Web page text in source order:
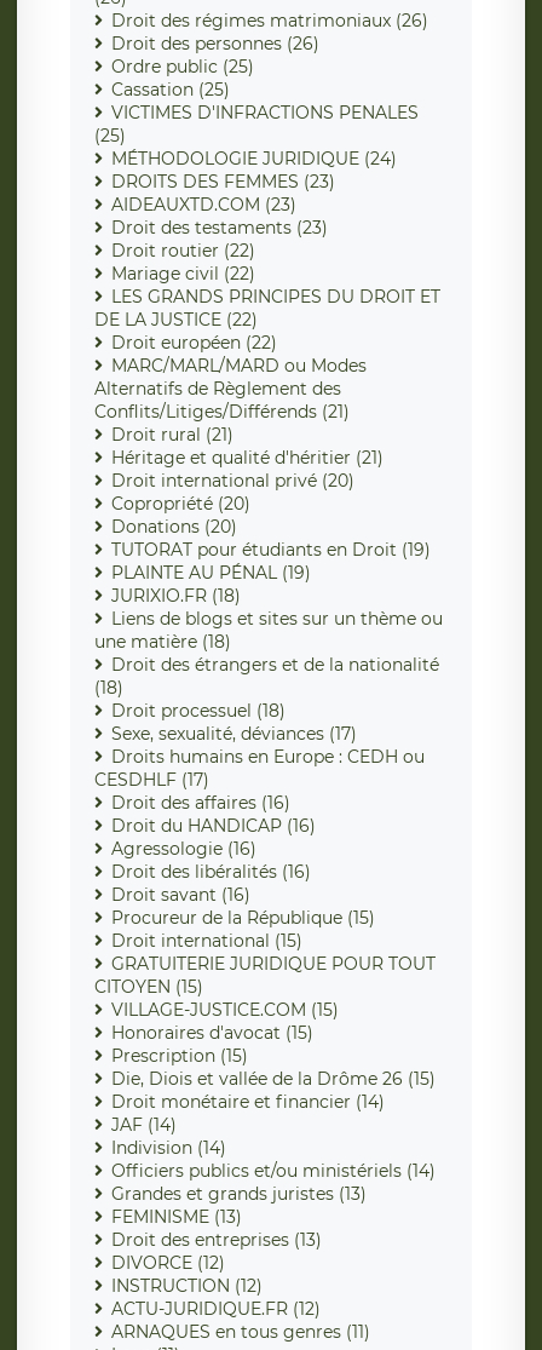
Droit des régimes matrimoniaux (26)
Droit des personnes (26)
Ordre public (25)
Cassation (25)
VICTIMES D'INFRACTIONS PENALES
(25)
MÉTHODOLOGIE JURIDIQUE (24)
DROITS DES FEMMES (23)
AIDEAUXTD.COM (23)
Droit des testaments (23)
Droit routier (22)
Mariage civil (22)
LES GRANDS PRINCIPES DU DROIT ET
DE LA JUSTICE (22)
Droit européen (22)
MARC/MARL/MARD ou Modes
Alternatifs de Règlement des
Conflits/Litiges/Différends (21)
Droit rural (21)
Héritage et qualité d'héritier (21)
Droit international privé (20)
Copropriété (20)
Donations (20)
TUTORAT pour étudiants en Droit (19)
PLAINTE AU PÉNAL (19)
JURIXIO.FR (18)
Liens de blogs et sites sur un thème ou
une matière (18)
Droit des étrangers et de la nationalité
(18)
Droit processuel (18)
Sexe, sexualité, déviances (17)
Droits humains en Europe : CEDH ou
CESDHLF (17)
Droit des affaires (16)
Droit du HANDICAP (16)
Agressologie (16)
Droit des libéralités (16)
Droit savant (16)
Procureur de la République (15)
Droit international (15)
GRATUITERIE JURIDIQUE POUR TOUT
CITOYEN (15)
VILLAGE-JUSTICE.COM (15)
Honoraires d'avocat (15)
Prescription (15)
Die, Diois et vallée de la Drôme 26 (15)
Droit monétaire et financier (14)
JAF (14)
Indivision (14)
Officiers publics et/ou ministériels (14)
Grandes et grands juristes (13)
FEMINISME (13)
Droit des entreprises (13)
DIVORCE (12)
INSTRUCTION (12)
ACTU-JURIDIQUE.FR (12)
ARNAQUES en tous genres (11)